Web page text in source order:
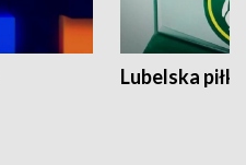
Lubelska piłka